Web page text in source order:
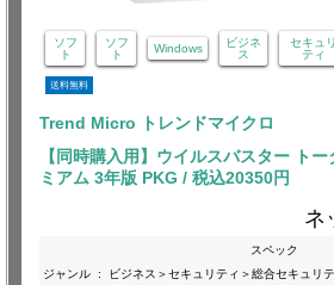
ソフ
ト
ソフ
ト
Windows
ビジネ
ス
セキュリ
ティ
送料無料
Trend Micro トレンドマイクロ
【同時購入用】ウイルスバスター ト
ミアム 3年版 PKG / 税込20350円
ネ
スペック
ジャンル :
ビジネス＞セキュリティ＞総合セキュリ